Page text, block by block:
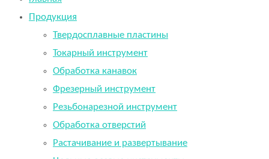
Продукция
Твердосплавные пластины
Токарный инструмент
Обработка канавок
Фрезерный инструмент
Резьбонарезной инструмент
Обработка отверстий
Растачивание и развертывание